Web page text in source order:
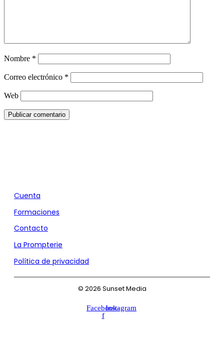
Nombre *
Correo electrónico *
Web
Cuenta
Formaciones
Contacto
La Prompterie
Política de privacidad
© 2026 Sunset Media
Facebook-
f
Instagram